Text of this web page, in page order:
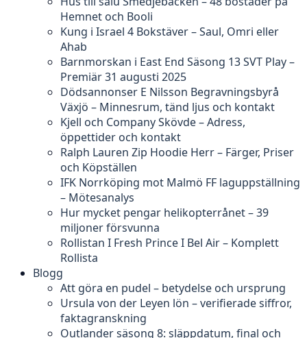
Hemnet och Booli
Kung i Israel 4 Bokstäver – Saul, Omri eller
Ahab
Barnmorskan i East End Säsong 13 SVT Play –
Premiär 31 augusti 2025
Dödsannonser E Nilsson Begravningsbyrå
Växjö – Minnesrum, tänd ljus och kontakt
Kjell och Company Skövde – Adress,
öppettider och kontakt
Ralph Lauren Zip Hoodie Herr – Färger, Priser
och Köpställen
IFK Norrköping mot Malmö FF laguppställning
– Mötesanalys
Hur mycket pengar helikopterrånet – 39
miljoner försvunna
Rollistan I Fresh Prince I Bel Air – Komplett
Rollista
Blogg
Att göra en pudel – betydelse och ursprung
Ursula von der Leyen lön – verifierade siffror,
faktagranskning
Outlander säsong 8: släppdatum, final och